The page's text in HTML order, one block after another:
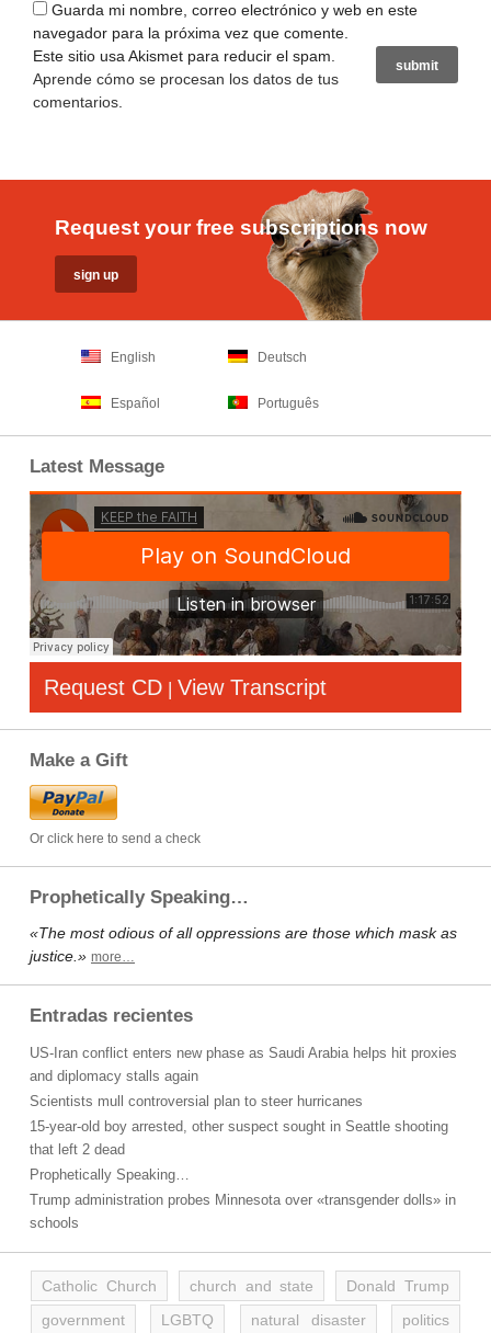
Guarda mi nombre, correo electrónico y web en este
navegador para la próxima vez que comente.
Este sitio usa Akismet para reducir el spam.
Aprende cómo se procesan los datos de tus
comentarios
Request your free subscriptions now
English Deutsch
Español Português
Latest Message
Request CD | View Transcript
Make a Gift
Or click here to send a check
Prophetically Speaking…
«The most odious of all oppressions are those which mask as
justice.» more…
Entradas recientes
US-Iran conflict enters new phase as Saudi Arabia helps hit proxies
and diplomacy stalls again
Scientists mull controversial plan to steer hurricanes
15-year-old boy arrested, other suspect sought in Seattle shooting
that left 2 dead
Prophetically Speaking…
Trump administration probes Minnesota over «transgender dolls» in
schools
Catholic Church church and state
Donald Trump
government
LGBTQ natural disaster
politics